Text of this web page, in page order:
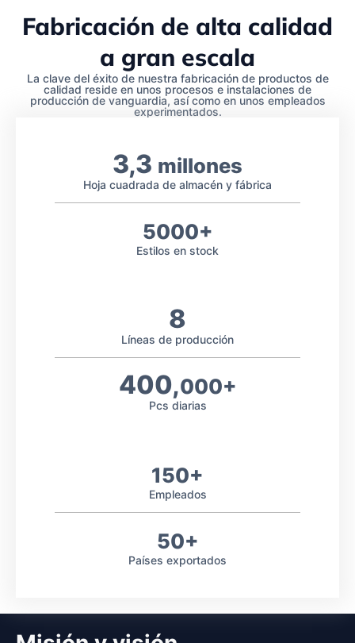
Fabricación de alta calidad
a gran escala
La clave del éxito de nuestra fabricación de productos de
calidad reside en unos procesos e instalaciones de
producción de vanguardia, así como en unos empleados
experimentados.
3,3 millones
Hoja cuadrada de almacén y fábrica
5000+
Estilos en stock
8
Líneas de producción
400,000+
Pcs diarias
150+
Empleados
50+
Países exportados